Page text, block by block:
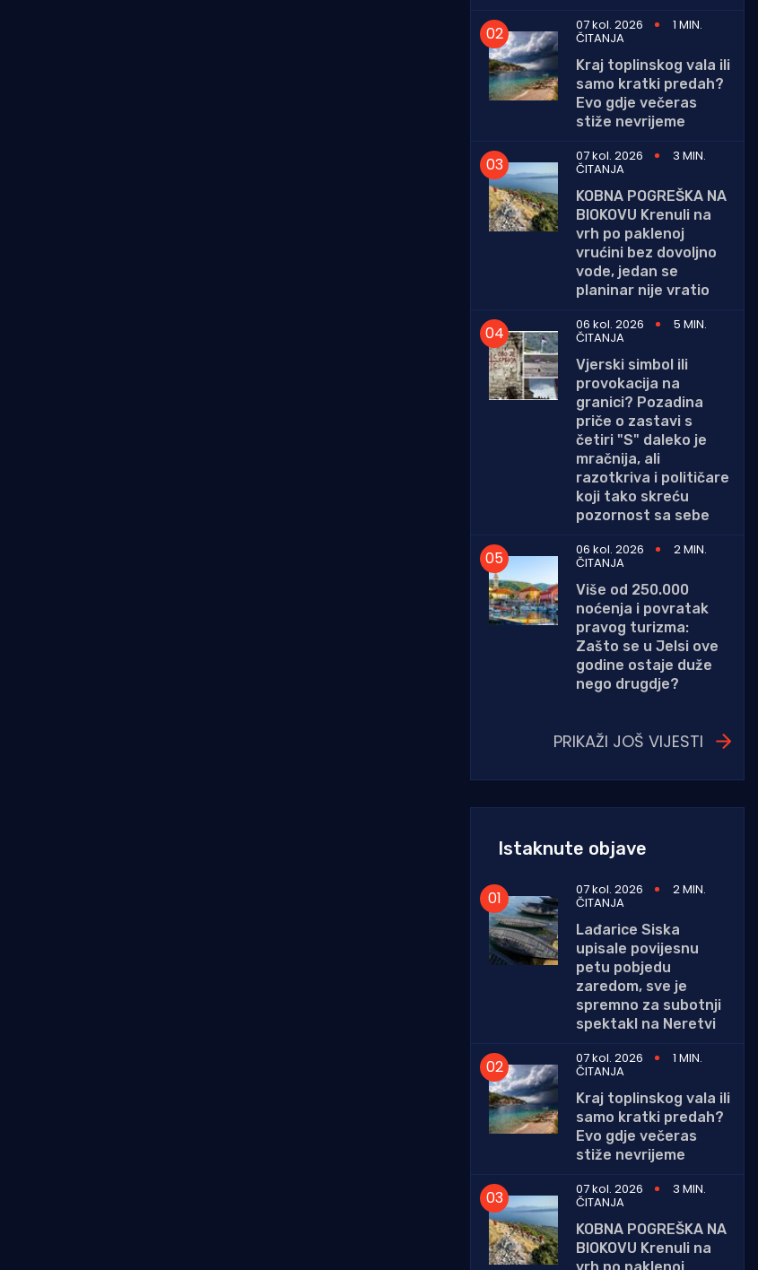
07 kol. 2026
1 MIN.
ČITANJA
Kraj toplinskog vala ili
samo kratki predah?
Evo gdje večeras
stiže nevrijeme
07 kol. 2026
3 MIN.
ČITANJA
KOBNA POGREŠKA NA
BIOKOVU Krenuli na
vrh po paklenoj
vrućini bez dovoljno
vode, jedan se
planinar nije vratio
06 kol. 2026
5 MIN.
ČITANJA
Vjerski simbol ili
provokacija na
granici? Pozadina
priče o zastavi s
četiri "S" daleko je
mračnija, ali
razotkriva i političare
koji tako skreću
pozornost sa sebe
06 kol. 2026
2 MIN.
ČITANJA
Više od 250.000
noćenja i povratak
pravog turizma:
Zašto se u Jelsi ove
godine ostaje duže
nego drugdje?
PRIKAŽI JOŠ VIJESTI
Istaknute objave
07 kol. 2026 2 MIN.
ČITANJA
Lađarice Siska
upisale povijesnu
petu pobjedu
zaredom, sve je
spremno za subotnji
spektakl na Neretvi
07 kol. 2026
1 MIN.
ČITANJA
Kraj toplinskog vala ili
samo kratki predah?
Evo gdje večeras
stiže nevrijeme
07 kol. 2026
3 MIN.
ČITANJA
KOBNA POGREŠKA NA
BIOKOVU Krenuli na
vrh po paklenoj